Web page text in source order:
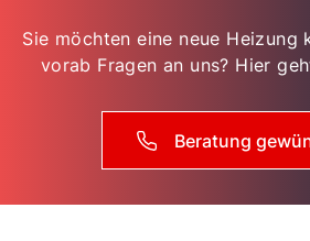
Sie möchten eine neue Heizung
vorab Fragen an uns? Hier
Beratung